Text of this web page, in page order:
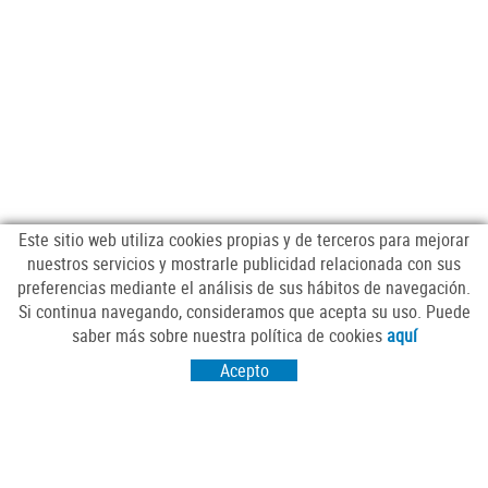
SÍGUENOS
Este sitio web utiliza cookies propias y de terceros para mejorar
nuestros servicios y mostrarle publicidad relacionada con sus
preferencias mediante el análisis de sus hábitos de navegación.
Si continua navegando, consideramos que acepta su uso. Puede
saber más sobre nuestra política de cookies aquí
Acepto